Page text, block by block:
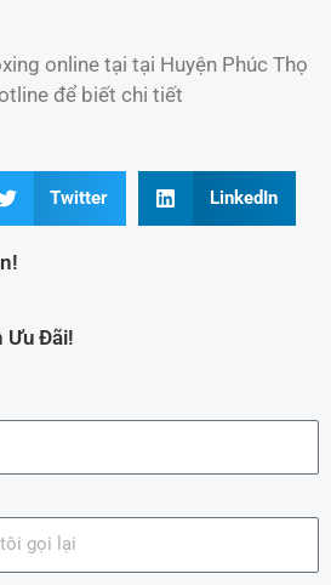
online tại tại Huyện Phúc Thọ
để biết chi tiết
Twitter LinkedIn
Ưu Đãi!